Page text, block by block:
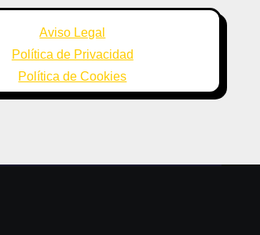
Aviso Legal
Política de Privacidad
Política de Cookies